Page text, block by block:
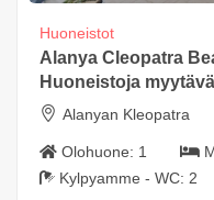
Huoneistot
Alanya Cleopatra
Huoneistoja
Alanyan Kleopatra
Olohuone: 1
Kylpyamme - WC: 2